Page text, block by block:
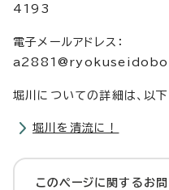
4193
電子メールアドレス：
堀川についての詳細は、以下
堀川を清流に！
このページに関する お